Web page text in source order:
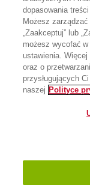
dopasowania
Możesz
„Zaakceptuj” lub
możesz wycofać
ustawienia.
oraz o
przysługujących
naszej Polityce